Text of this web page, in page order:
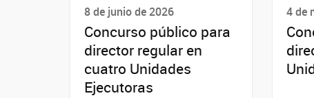
8 de junio de 2026
Concurso público para
director regular en
cuatro Unidades
Ejecutoras
4 de